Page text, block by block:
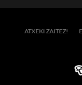
ATXEKI ZAITEZ!